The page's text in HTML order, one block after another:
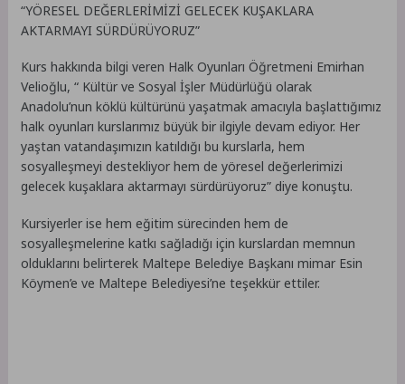
“YÖRESEL DEĞERLERİMİZİ GELECEK KUŞAKLARA
AKTARMAYI SÜRDÜRÜYORUZ”
Kurs hakkında bilgi veren Halk Oyunları Öğretmeni Emirhan
Velioğlu, “ Kültür ve Sosyal İşler Müdürlüğü olarak
Anadolu’nun köklü kültürünü yaşatmak amacıyla başlattığımız
halk oyunları kurslarımız büyük bir ilgiyle devam ediyor. Her
yaştan vatandaşımızın katıldığı bu kurslarla, hem
sosyalleşmeyi destekliyor hem de yöresel değerlerimizi
gelecek kuşaklara aktarmayı sürdürüyoruz” diye konuştu.
Kursiyerler ise hem eğitim sürecinden hem de
sosyalleşmelerine katkı sağladığı için kurslardan memnun
olduklarını belirterek Maltepe Belediye Başkanı mimar Esin
Köymen’e ve Maltepe Belediyesi’ne teşekkür ettiler.